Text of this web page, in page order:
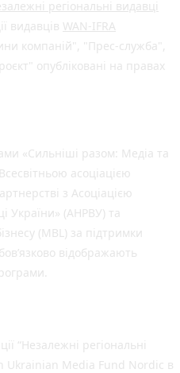
регіональні видавці
видавців WAN-IFRA
компаній", "Прес-служба",
опубліковані на правах
«Сильніші разом: Медіа та
асоціацією
з Асоціацією
України» (АНРВУ) та
(MBL) за підтримки
відображають
“Незалежні регіональні
Ukrainian Media Fund Nordic в